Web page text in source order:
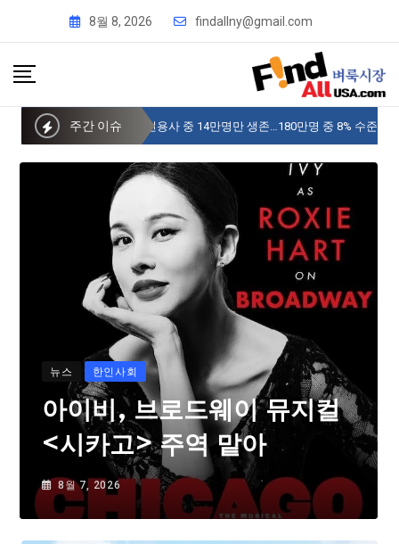
8월 8, 2026 findallny@gmail.com
주간 이슈 사이버 한국외국어대 미주글로벌센터 뉴욕
뉴스 한인사회
아이비, 브로드웨이 뮤지컬
<시카고> 주역 맡아
8월 7, 2026